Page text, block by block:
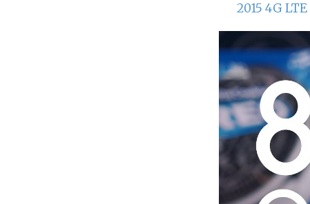
2015 4G LTE